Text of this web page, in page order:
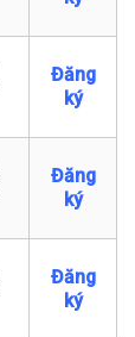
Đăng
ký
Đăng
ký
Đăng
ký